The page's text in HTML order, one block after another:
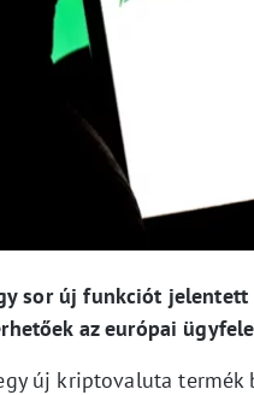
sor új funkciót jelentett
az európai
új kriptovaluta termék